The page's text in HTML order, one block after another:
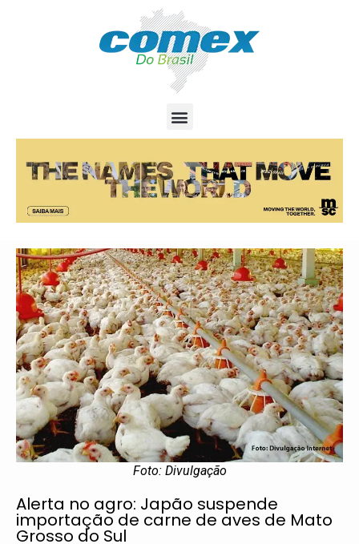
Foto: Divulgação
Alerta no agro: Japão suspende
importação de carne de aves de Mato
Grosso do Sul